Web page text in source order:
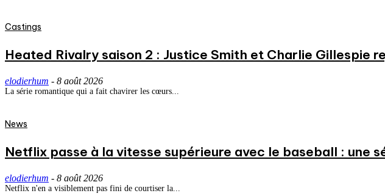
Castings
Heated Rivalry saison 2 : Justice Smith et Charlie Gillespie
elodierhum - 8 août 2026
La série romantique qui a fait chavirer les cœurs...
News
Netflix passe à la vitesse supérieure avec le baseball : une
elodierhum - 8 août 2026
Netflix n'en a visiblement pas fini de courtiser la...